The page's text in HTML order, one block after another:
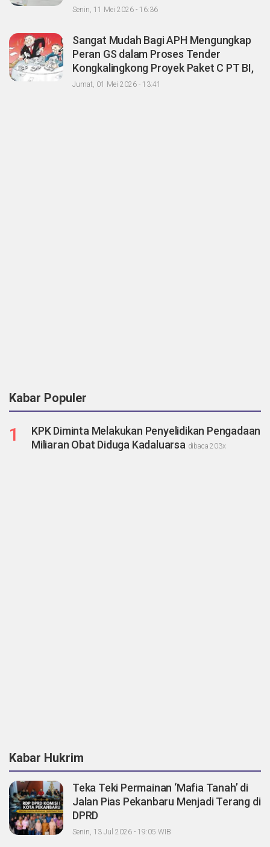
Sawit dengan Oknum Agrinas
Senin, 11 Mei 2026 - 16:36
Sangat Mudah Bagi APH Mengungkap
Peran GS dalam Proses Tender
Kongkalingkong Proyek Paket C PT BI,
CERI; Tinggal Niatnya Aja?
Jumat, 01 Mei 2026 - 13:41
Kabar Populer
1
KPK Diminta Melakukan Penyelidikan Pengadaan
Miliaran Obat Diduga Kadaluarsa dibaca 203x
Kabar Hukrim
Teka Teki Permainan ‘Mafia Tanah’ di
Jalan Pias Pekanbaru Menjadi Terang di
DPRD
Senin, 13 Jul 2026 - 19:05 WIB